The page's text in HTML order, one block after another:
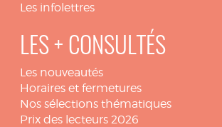
Les infolettres
LES + CONSULTÉS
Les nouveautés
Horaires et fermetures
Nos sélections thématiques
Prix des lecteurs 2026